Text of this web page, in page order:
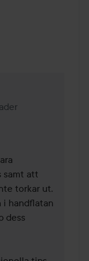
på Lyko.lades 7
samt att
torkar ut.
i handflatan
dess